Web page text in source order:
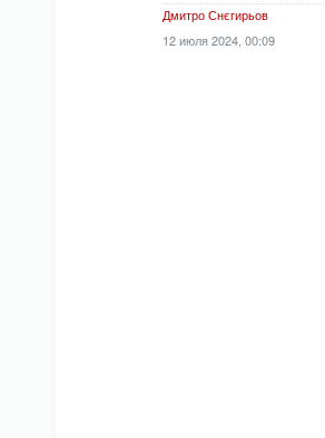
Дмитро Снєгирьов
12 июля 2024, 00:09